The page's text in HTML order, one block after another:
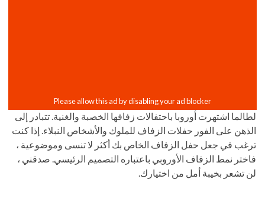
لطالما اشتهرت أوروبا باحتفالات زفافها الخصبة والغنية. تتبادر إلى
الذهن على الفور حفلات الزفاف للملوك والأشخاص النبلاء. إذا كنت
ترغب في جعل حفل الزفاف الخاص بك أكثر لا تنسى وموضوعية ،
فاختر نمط الزفاف الأوروبي باعتباره التصميم الرئيسي. صدقني ،
لن تشعر بخيبة أمل من اختيارك.